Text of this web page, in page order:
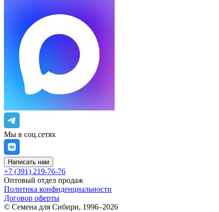
Мы в соц.сетях
Написать нам
+7 (391) 219-76-76
Оптовый отдел продаж
Политика конфиденциальности
Договор оферты
© Семена для Сибири, 1996–2026